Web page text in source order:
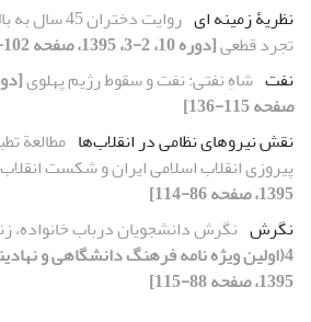
نظریۀ زمینه ­ای
روایت
تجرد قطعی[دوره 10، 2-3، 1395، صفحه 102-123]
نفت شاهِ نفتی: نفت و سقوط رژیم پهلوی
صفحه 115-136]
نقش نیروهای نظامی در انقلاب‌ها مطالعة
پیروزی انقلاب اسلامی ایران و شکست
1395، صفحه 86-114]
نگرش نگرش دانشجویان درباب خانواده،
4(اولین ویژه نامه فرهنگ دانشگاهی و
1395، صفحه 88-115]